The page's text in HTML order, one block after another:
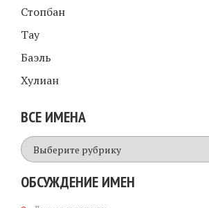
Стопбан
Tay
Баэль
Хулиан
ВСЕ ИМЕНА
Все
имена
ОБСУЖДЕНИЕ ИМЕН